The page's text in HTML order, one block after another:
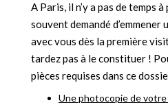
A Paris, il n’y a pas de temps
souvent demandé
avec vous dès la première
tardez pas à le constituer !
pièces requises dans ce
Une photocopie de